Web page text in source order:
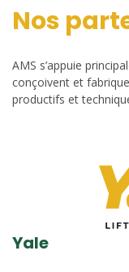
Nos
AMS s’appuie
conçoivent et
productifs et
Yale